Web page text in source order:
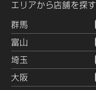
エリアから店舗を探す
群馬
富山
埼玉
大阪